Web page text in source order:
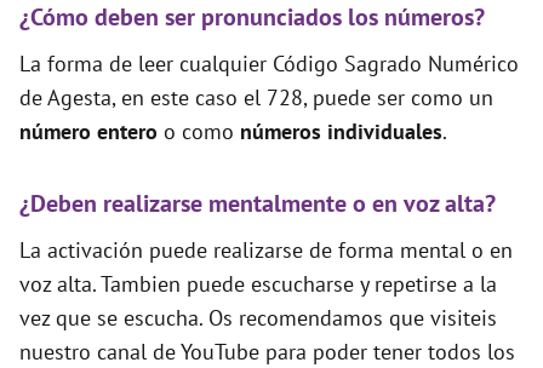
¿Cómo deben ser pronunciados los números?
La forma de leer cualquier Código Sagrado Numérico
de Agesta, en este caso el 728, puede ser como un
número entero o como números individuales.
¿Deben realizarse mentalmente o en voz alta?
La activación puede realizarse de forma mental o en
voz alta. Tambien puede escucharse y repetirse a la
vez que se escucha. Os recomendamos que visiteis
nuestro canal de YouTube para poder tener todos los